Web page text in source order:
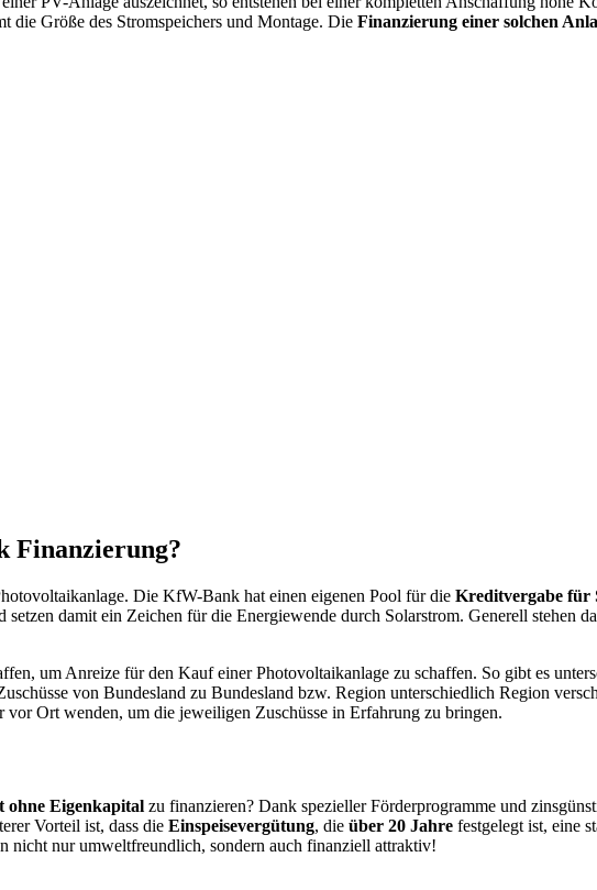
Größe des Stromspeichers und Montage. Die Finanzierung einer solchen
Finanzierung?
Die KfW-Bank hat einen eigenen Pool für die Kreditvergabe für
damit ein Zeichen für die Energiewende durch Solarstrom. Generell stehen
um Anreize für den Kauf einer Photovoltaikanlage zu schaffen. So gibt es
von Bundesland zu Bundesland bzw. Region unterschiedlich Region
Ort wenden, um die jeweiligen Zuschüsse in Erfahrung zu bringen.
ohne Eigenkapital zu finanzieren? Dank spezieller Förderprogramme und
Vorteil ist, dass die Einspeisevergütung, die über 20 Jahre festgelegt ist, eine
nicht nur umweltfreundlich, sondern auch finanziell attraktiv!